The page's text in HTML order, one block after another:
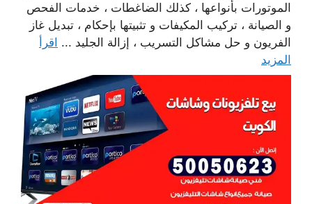
الموتورات بأنواعها ، كذلك الضاغطات ، خدمات الفحص
و الصيانة ، تركيب المكيفات و تثبيتها بإحكام ، تبديل غاز
الفريون و حل مشاكل التسريب ، إزالة الجليد ... اقرأ
المزيد